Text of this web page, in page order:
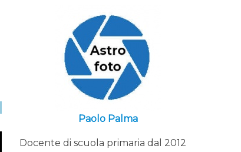
Paolo Palma
Docente di scuola primaria dal 2012